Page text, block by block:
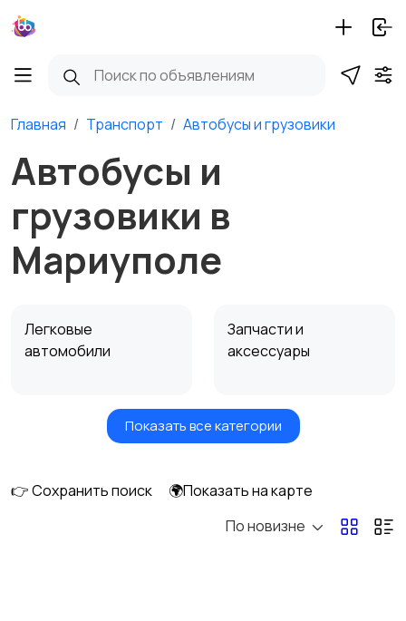
Главная Транспорт Автобусы и грузовики
Автобусы и
грузовики в
Мариуполе
Легковые
автомобили
Запчасти и
аксессуары
Водный транспорт Автобусы и грузовики
Спецтехника
Показать все категории
👉 Сохранить поиск
🌍Показать на карте
По новизне